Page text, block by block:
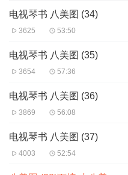
电视琴书 八美图 (34)
3625 53:50
电视琴书 八美图 (35)
3654 57:36
电视琴书 八美图 (36)
3869 56:08
电视琴书 八美图 (37)
4003 52:54